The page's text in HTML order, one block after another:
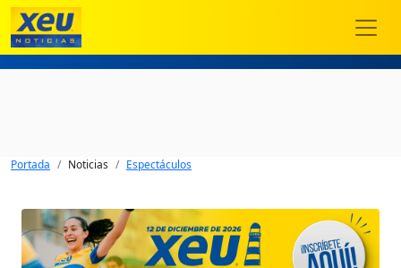
Portada Noticias Espectáculos